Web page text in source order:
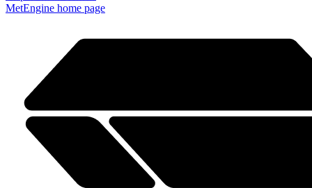
MetEngine home page